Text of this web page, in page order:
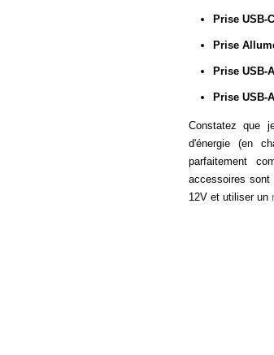
Prise USB-
Prise
Prise USB-
Prise USB-
Constatez que
d'énergie (en
parfaitement
accessoires sont
12V et utiliser un